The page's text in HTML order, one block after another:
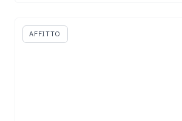
AFFITTO